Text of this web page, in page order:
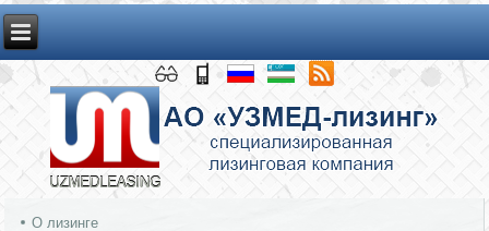
О лизинге